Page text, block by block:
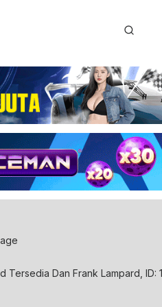
Tersedia Dan Frank Lampard, ID: